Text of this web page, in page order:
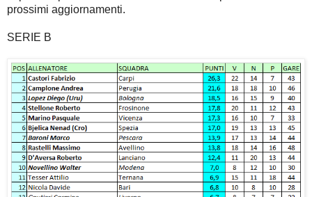
prossimi aggiornamenti.
SERIE B